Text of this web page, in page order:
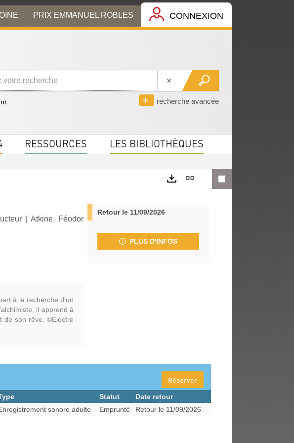
PRIX EMMANUEL ROBLES CONNEXION
recherche avancée
RESSOURCES LES BIBLIOTHÈQUES
| Atkine, Féodor
à la recherche d'un
il apprend à
de son rêve. ©Electre
Lien
Retour le 11/09/2026
PLUS D'INFOS
Réserver
Statut
Date retour
sonore adulte Emprunté Retour le 11/09/2026